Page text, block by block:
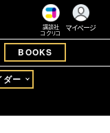
講談社
コクリコ
マイページ
BOOKS
ダー